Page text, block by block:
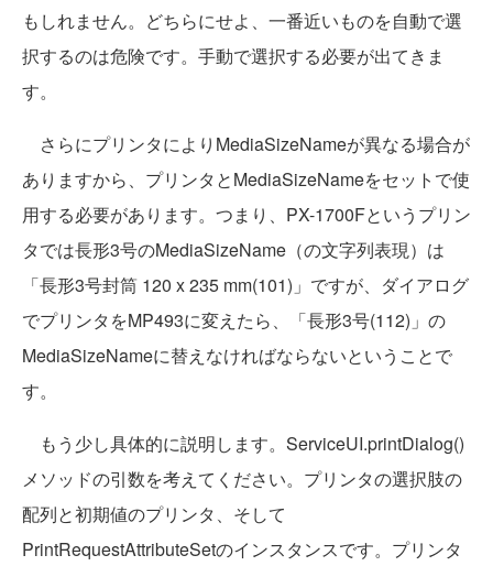
もしれません。どちらにせよ、一番近いものを自動で選
択するのは危険です。手動で選択する必要が出てきま
す。
さらにプリンタによりMediaSizeNameが異なる場合が
ありますから、プリンタとMediaSizeNameをセットで使
用する必要があります。つまり、PX-1700Fというプリン
タでは長形3号のMediaSizeName（の文字列表現）は
「長形3号封筒 120 x 235 mm(101)」ですが、ダイアログ
でプリンタをMP493に変えたら、「長形3号(112)」の
MediaSizeNameに替えなければならないということで
す。
もう少し具体的に説明します。ServiceUI.printDialog()
メソッドの引数を考えてください。プリンタの選択肢の
配列と初期値のプリンタ、そして
PrintRequestAttributeSetのインスタンスです。プリンタ